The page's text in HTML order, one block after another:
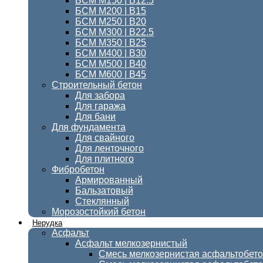
БСМ М200 | В15
БСМ М250 | В20
БСМ М300 | В22.5
БСМ M350 | B25
БСМ М400 | B30
БСМ М500 | В40
БСМ М600 | В45
Строительный бетон
Для забора
Для гаража
Для бани
Для фундамента
Для свайного
Для ленточного
Для плитного
Фибробетон
Армированный
Бальзатовый
Стеклянный
Морозостойкий бетон
Нерудка
Асфальт
Асфальт мелкозернистый
Смесь мелкозернистая